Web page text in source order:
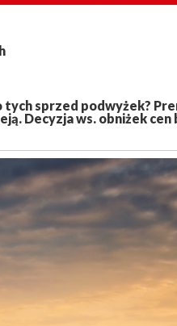
sprzed podwyżek?
Decyzja ws. obniżek cen